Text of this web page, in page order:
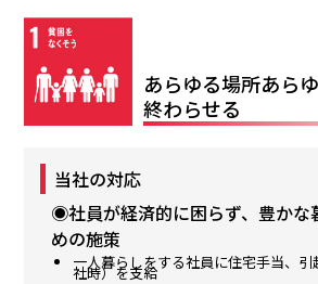
あらゆる場所あら
終わらせる
当社の対応
◉社員が経済的に困らず、豊かな
めの施策
一人暮らしをする社員に住宅手当、
社時）を支給